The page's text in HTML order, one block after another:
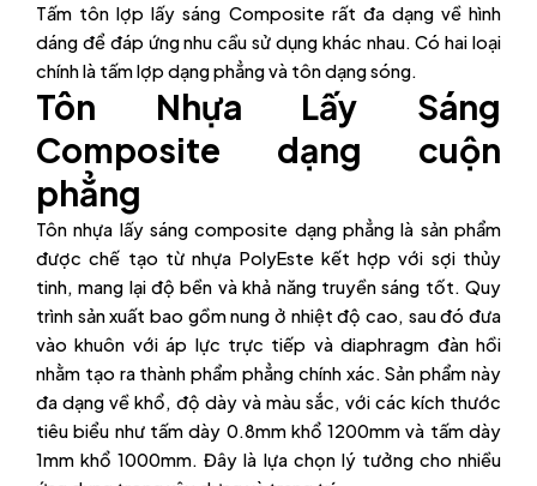
Tấm tôn lợp lấy sáng Composite rất đa dạng về hình
dáng để đáp ứng nhu cầu sử dụng khác nhau. Có hai loại
chính là tấm lợp dạng phẳng và tôn dạng sóng.
Tôn Nhựa Lấy Sáng
Composite dạng cuộn
phẳng
Tôn nhựa lấy sáng composite dạng phẳng là sản phẩm
được chế tạo từ nhựa PolyEste kết hợp với sợi thủy
tinh, mang lại độ bền và khả năng truyền sáng tốt. Quy
trình sản xuất bao gồm nung ở nhiệt độ cao, sau đó đưa
vào khuôn với áp lực trực tiếp và diaphragm đàn hồi
nhằm tạo ra thành phẩm phẳng chính xác. Sản phẩm này
đa dạng về khổ, độ dày và màu sắc, với các kích thước
tiêu biểu như tấm dày 0.8mm khổ 1200mm và tấm dày
1mm khổ 1000mm. Đây là lựa chọn lý tưởng cho nhiều